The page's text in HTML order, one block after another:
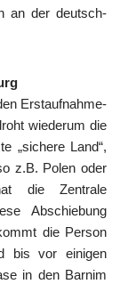
an der deutsch-
Erstaufnahme-
wiederum die
„sichere Land“,
z.B. Polen oder
die Zentrale
Abschiebung
die Person
bis vor einigen
in den Barnim